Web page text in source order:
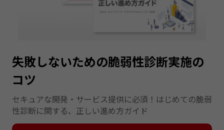
失敗しないための脆弱性診断実施の
コツ
セキュアな開発・サービス提供に必須！はじめての脆弱
性診断に関する、正しい進め方ガイド